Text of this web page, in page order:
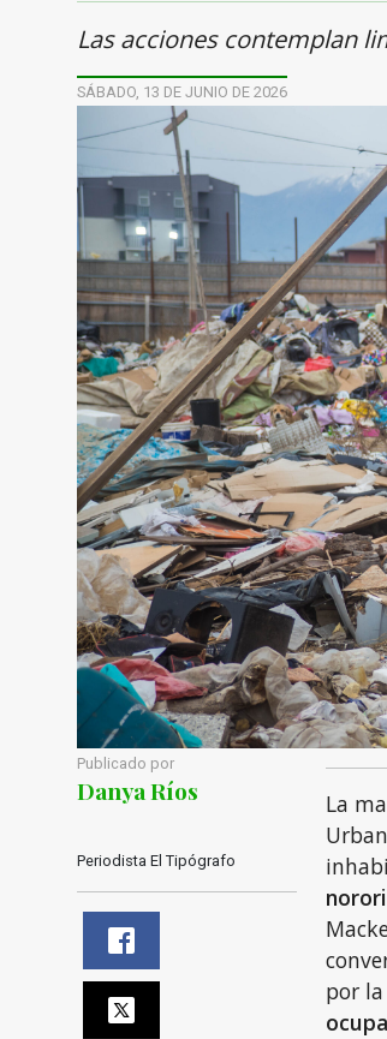
Las acciones contemplan
SÁBADO, 13 DE JUNIO DE 2026
Publicado por
Danya Ríos
Periodista El Tipógrafo
La
por